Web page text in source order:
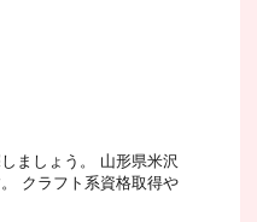
ましょう。 山形県米沢
クラフト系資格取得や